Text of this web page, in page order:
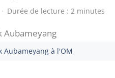
· Durée de lecture : 2 minutes
Aubameyang à l'OM